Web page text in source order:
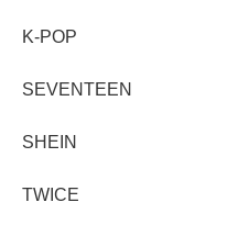
K-POP
SEVENTEEN
SHEIN
TWICE